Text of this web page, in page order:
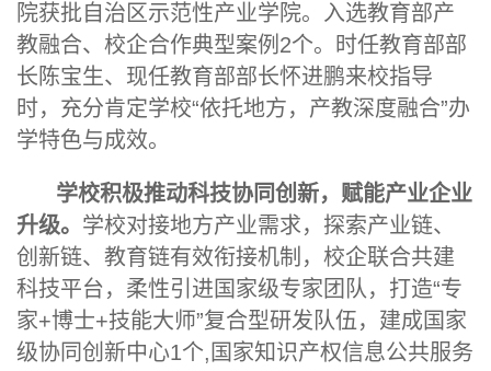
院获批自治区示范性产业学院。入选教育部产
教融合、校企合作典型案例2个。时任教育部部
长陈宝生、现任教育部部长怀进鹏来校指导
时，充分肯定学校“依托地方，产教深度融合”办
学特色与成效。
学校积极推动科技协同创新，赋能产业企业
升级。 学校对接地方产业需求，探索产业链、
创新链、教育链有效衔接机制，校企联合共建
科技平台，柔性引进国家级专家团队，打造“专
家+博士+技能大师”复合型研发队伍，建成国家
级协同创新中心1个,国家知识产权信息公共服务